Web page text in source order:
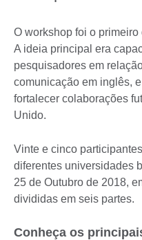
O workshop foi o
A ideia principal era
pesquisadores em
comunicação em inglês,
fortalecer colaborações
Unido.
Vinte e cinco
diferentes universidades
25 de Outubro de 2018,
divididas em seis partes.
Conheça os